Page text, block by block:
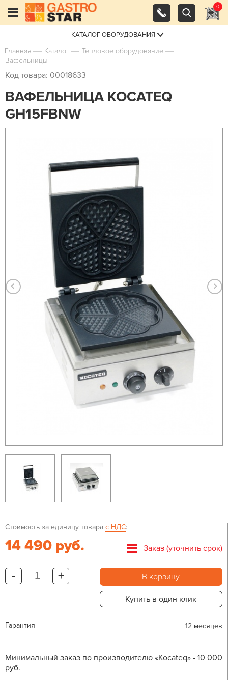
0
КАТАЛОГ ОБОРУДОВАНИЯ
Главная Каталог
Тепловое оборудование
Вафельницы
Код товара: 00018633
ВАФЕЛЬНИЦА KOCATEQ
GH15FBNW
Стоимость за единицу товара с НДС:
14 490 руб. Заказ (уточнить срок)
- + В корзину
Купить в один клик
Гарантия 12 месяцев
Минимальный заказ по производителю «Kocateq» - 10 000
руб.